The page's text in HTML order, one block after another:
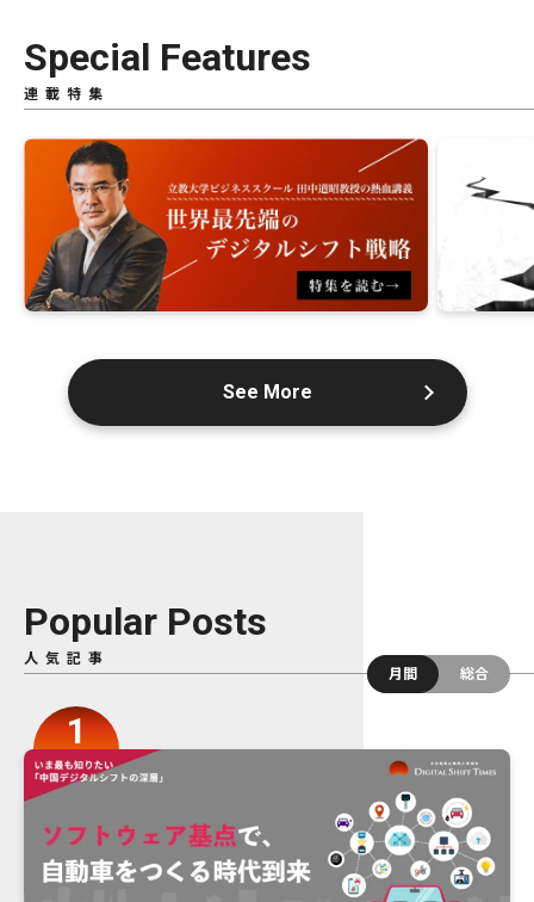
Special Features
連載特集
See More
Popular Posts
人気記事
月間
総合